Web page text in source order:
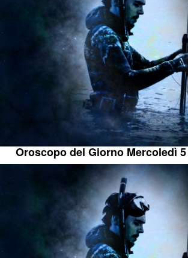
Oroscopo del Giorno Mercoledì